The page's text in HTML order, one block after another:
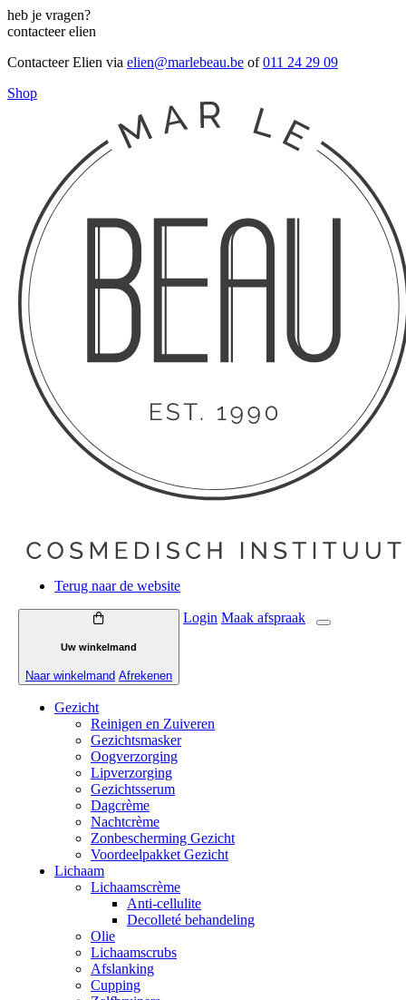
heb je vragen?
contacteer elien
Contacteer Elien via elien@marlebeau.be of011 24 29 09
Shop
Terug naar de website
Uw winkelmand
Naar winkelmand Afrekenen
Login Maak afspraak
Gezicht
Reinigen en Zuiveren
Gezichtsmasker
Oogverzorging
Lipverzorging
Gezichtsserum
Dagcrème
Nachtcrème
Zonbescherming Gezicht
Voordeelpakket Gezicht
Lichaam
Lichaamscrème
Anti-cellulite
Decolleté behandeling
Olie
Lichaamscrubs
Afslanking
Cupping